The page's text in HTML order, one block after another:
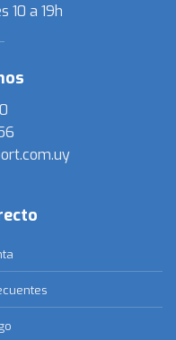
10 a 19h